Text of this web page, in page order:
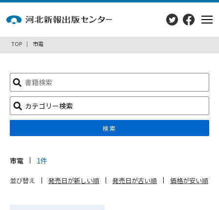
TOP 市電
検
索:
カテゴリー検索
検索
市電 1件
並び替え 発売日が新しい順 発売日が古い順 価格が安い順